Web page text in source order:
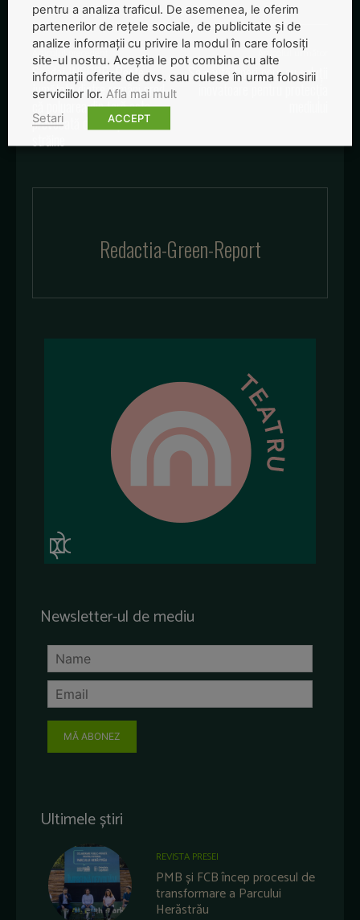
Articolul precedent
Sondaj INSCOP: Peste
jumătate dintre români cred
că poluarea din ţară este
provocată de companii
Articolul următor
Se caută tineri care au soluţii
inovatoare pentru protecţia
Redactia-Green-Report
Newsletter-ul de mediu
MĂ ABONEZ
Ultimele știri
REVISTA PRESEI
PMB și FCB încep procesul de
transformare a Parcului
Herăstrău
pentru a analiza traficul. De asemenea, le oferim
partenerilor de rețele sociale, de publicitate și de
analize informații cu privire la modul în care folosiți
site-ul nostru. Aceștia le pot combina cu alte
informații oferite de dvs. sau culese în urma folosirii
serviciilor lor. Afla mai mult
Setari
ACCEPT